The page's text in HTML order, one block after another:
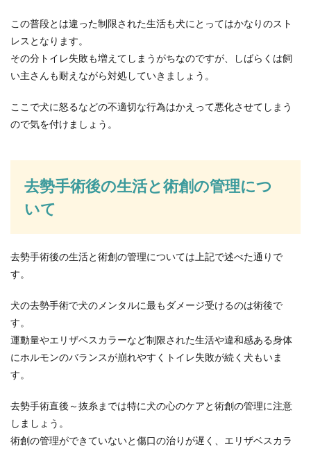
この普段とは違った制限された生活も犬にとってはかなりのスト
レスとなります。
その分トイレ失敗も増えてしまうがちなのですが、しばらくは飼
い主さんも耐えながら対処していきましょう。
ここで犬に怒るなどの不適切な行為はかえって悪化させてしまう
ので気を付けましょう。
去勢手術後の生活と術創の管理につ
いて
去勢手術後の生活と術創の管理については上記で述べた通りで
す。
犬の去勢手術で犬のメンタルに最もダメージ受けるのは術後で
す。
運動量やエリザベスカラーなど制限された生活や違和感ある身体
にホルモンのバランスが崩れやすくトイレ失敗が続く犬もいま
す。
去勢手術直後～抜糸までは特に犬の心のケアと術創の管理に注意
しましょう。
術創の管理ができていないと傷口の治りが遅く、エリザベスカラ